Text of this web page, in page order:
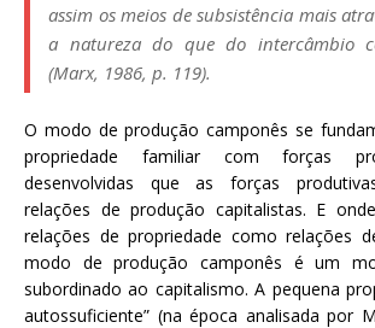
assim os meios de subsistência mais
a natureza do que do intercâmbio
(Marx, 1986, p. 119).
O modo de produção camponês se
propriedade familiar com forças
desenvolvidas que as forças
relações de produção capitalistas. E
relações de propriedade como relações
modo de produção camponês é um
subordinado ao capitalismo. A pequena
autossuficiente” (na época analisada por